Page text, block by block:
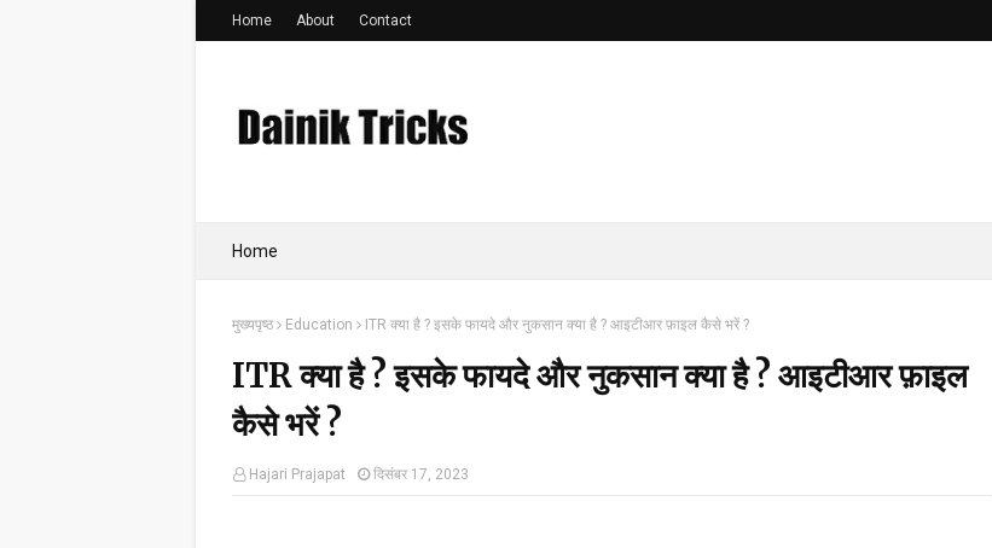
Home About Contact
Home
मुख्यपृष्ठ Education ITR क्या है ? इसके फायदे और नुकसान क्या है ? आइटीआर फ़ाइल कैसे भरें ?
ITR क्या है ? इसके फायदे और नुकसान क्या है ? आइटीआर फ़ाइल
कैसे भरें ?
Hajari Prajapat दिसंबर 17, 2023